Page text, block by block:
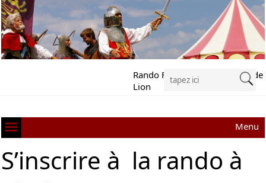
Rando Festival Richard Cœur de
Lion
Menu
S’inscrire à la rando à